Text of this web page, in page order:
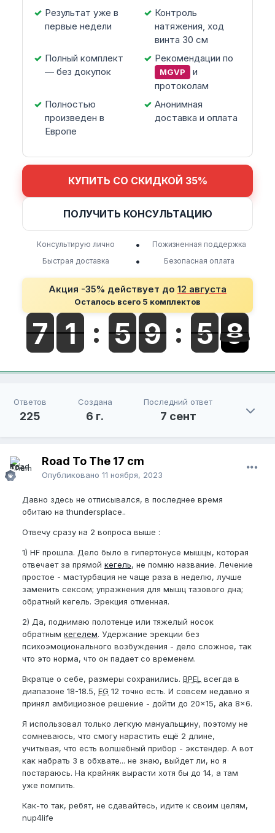
Результат уже в
первые недели
Контроль
натяжения, ход
винта 30 см
Полный комплект
— без докупок
Рекомендации по
MGVP
и
протоколам
Полностью
произведен в
Европе
Анонимная
доставка и оплата
КУПИТЬ СО СКИДКОЙ 35%
ПОЛУЧИТЬ КОНСУЛЬТАЦИЮ
Консультирую лично •
Пожизненная поддержка
Быстрая доставка
• Безопасная оплата
Акция -35% действует до 12 августа
Осталось всего 5 комплектов
Ответов
225
Создана
6 г.
Последний ответ
7 сент
Road To The 17 cm
Опубликовано 11 ноября, 2023
Давно здесь не отписывался, в последнее время
обитаю на thundersplace..
Отвечу сразу на 2 вопроса выше :
1) HF прошла. Дело было в гипертонусе мышцы, которая
отвечает за прямой кегель, не помню название. Лечение
простое - мастурбация не чаще раза в неделю, лучше
заменить сексом; упражнения для мышц тазового дна;
обратный кегель. Эрекция отменная.
2) Да, поднимаю полотенце или тяжелый носок
обратным кегелем. Удержание эрекции без
психоэмоционального возбуждения - дело сложное, так
что это норма, что он падает со временем.
Вкратце о себе, размеры сохранились. BPEL всегда в
диапазоне 18-18.5, EG 12 точно есть. И совсем недавно я
принял амбициозное решение - дойти до 20×15, aka 8×6.
Я использовал только легкую мануальщину, поэтому не
сомневаюсь, что смогу нарастить ещё 2 длине,
учитывая, что есть волшебный прибор - экстендер. А вот
как набрать 3 в обхвате... не знаю, выйдет ли, но я
постараюсь. На крайняк вырасти хотя бы до 14, а там
уже помпить.
Как-то так, ребят, не сдавайтесь, идите к своим целям,
nup4life